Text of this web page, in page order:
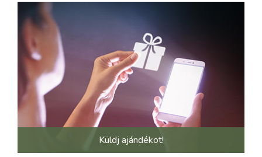
Küldj ajándékot!